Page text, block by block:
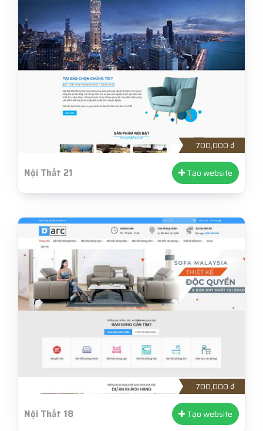
700,000 ₫
Nội Thất 21 Tạo website
700,000 ₫
Nội Thất 18 Tạo website